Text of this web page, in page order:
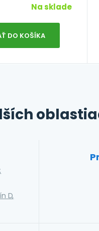
Na sklade
DO KOŠÍKA
D